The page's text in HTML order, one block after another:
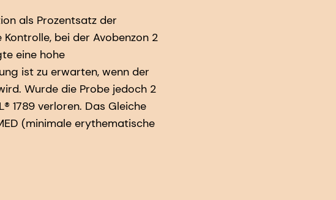
als Prozentsatz der
bei der Avobenzon 2
eine hohe
ist zu erwarten, wenn der
Wurde die Probe jedoch 2
1789 verloren. Das Gleiche
(minimale erythematische